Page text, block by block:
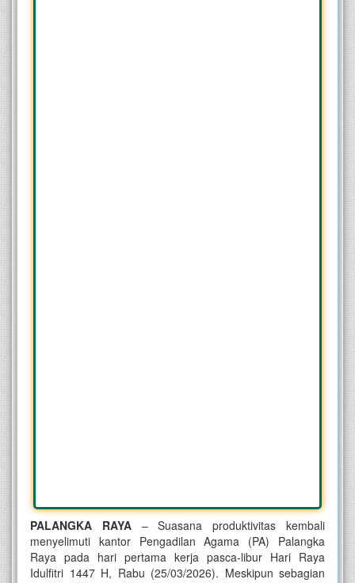
PALANGKA RAYA– Suasana produktivitas kembali
menyelimuti kantor Pengadilan Agama (PA) Palangka
Raya pada hari pertama kerja pasca-libur Hari Raya
Idulfitri 1447 H, Rabu (25/03/2026). Meskipun sebagian